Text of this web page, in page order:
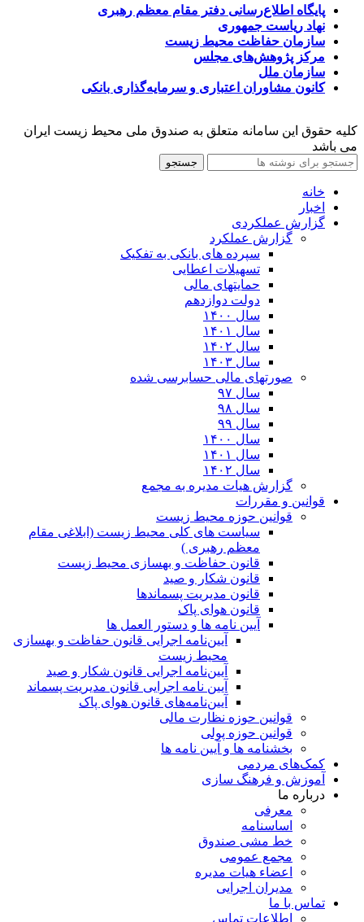
پایگاه اطلاع‌رسانی دفتر مقام معظم رهبری
نهاد ریاست جمهوری
سازمان حفاظت محیط زیست
مرکز پژوهش‌های مجلس
سازمان ملل
کانون مشاوران اعتباری و سرمایه‌گذاری بانکی
کلیه حقوق این سامانه متعلق به صندوق ملی محیط زیست ایران
می باشد
جستجو
خانه
اخبار
گزارش عملکردی
گزارش عملکرد
سپرده های بانکی به تفکیک
تسهیلات اعطایی
حمایتهای مالی
دولت دوازدهم
سال ۱۴۰۰
سال ۱۴۰۱
سال ۱۴۰۲
سال ۱۴۰۳
صورتهای مالی حسابرسی شده
سال ۹۷
سال ۹۸
سال ۹۹
سال ۱۴۰۰
سال ۱۴۰۱
سال ۱۴۰۲
گزارش هیات مدیره به مجمع
قوانین و مقررات
قوانین حوزه محیط زیست
ﺳﯿﺎﺳﺖ ﻫﺎی ﮐﻠﯽ ﻣﺤﯿﻂ زﯾﺴﺖ (ابلاغی مقام
معظم رهبری )
قانون حفاظت و بهسازی محیط زیست
قانون شکار و صید
قانون مدیریت پسماندها
قانون هوای پاک
آیین نامه ها و دستور العمل ها
آیین‌نامه اجرایی قانون حفاظت و بهسازی
محیط زیست
آیین‌نامه اجرایی قانون شکار و صید
آیین نامه اجرایی قانون مدیریت پسماند
آیین‌نامه‌های قانون هوای پاک
قوانین حوزه نظارت مالی
قوانین حوزه پولی
بخشنامه ها و آیین نامه ها
کمک‌های مردمی
آموزش و فرهنگ سازی
درباره ما
معرفی
اساسنامه
خط مشی صندوق
مجمع عمومی
اعضاء هیات مدیره
مدیران اجرایی
تماس با ما
اطلاعات تماس